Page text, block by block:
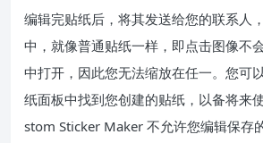
编辑完贴纸后，将其发送给您的联系人
中，就像普通贴纸一样，即点击图像不
中打开，因此您无法缩放在任一。您可
纸面板中找到您创建的贴纸，以备将来
stom Sticker Maker 不允许您编辑保存